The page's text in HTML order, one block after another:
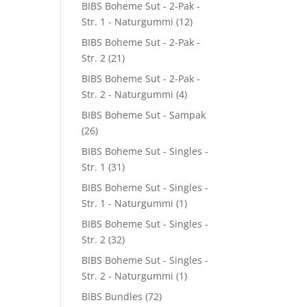
BIBS Boheme Sut - 2-Pak -
Str. 1 - Naturgummi (12)
BIBS Boheme Sut - 2-Pak -
Str. 2 (21)
BIBS Boheme Sut - 2-Pak -
Str. 2 - Naturgummi (4)
BIBS Boheme Sut - Sampak
(26)
BIBS Boheme Sut - Singles -
Str. 1 (31)
BIBS Boheme Sut - Singles -
Str. 1 - Naturgummi (1)
BIBS Boheme Sut - Singles -
Str. 2 (32)
BIBS Boheme Sut - Singles -
Str. 2 - Naturgummi (1)
BIBS Bundles (72)